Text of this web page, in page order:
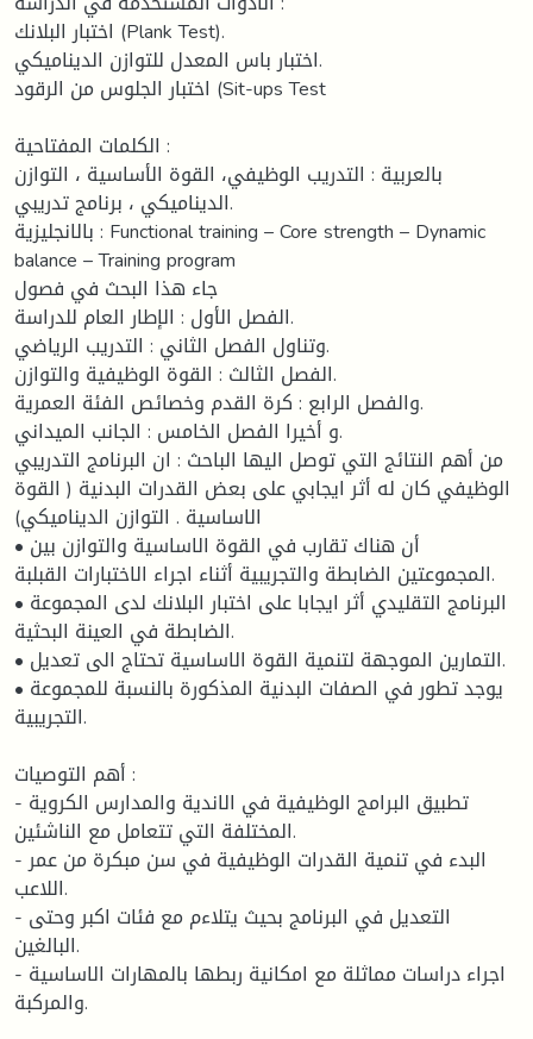
اختبار البلانك (Plank Test).
اختبار باس المعدل للتوازن الديناميكي.
اختبار الجلوس من الرقود (Sit-ups Test
الكلمات المفتاحية :
بالعربية : التدريب الوظيفي، القوة الأساسية ، التوازن
الديناميكي ، برنامج تدريبي.
بالانجليزية : Functional training – Core strength – Dynamic
balance – Training program
جاء هذا البحث في فصول
الفصل الأول : الإطار العام للدراسة.
وتناول الفصل الثاني : التدريب الرياضي.
الفصل الثالث : القوة الوظيفية والتوازن.
والفصل الرابع : كرة القدم وخصائص الفئة العمرية.
و أخيرا الفصل الخامس : الجانب الميداني.
من أهم النتائج التي توصل اليها الباحث : ان البرنامج التدريبي
الوظيفي كان له أثر ايجابي على بعض القدرات البدنية ( القوة
الاساسية . التوازن الديناميكي)
• أن هناك تقارب في القوة الاساسية والتوازن بين
المجموعتين الضابطة والتجريبية أثناء اجراء الاختبارات القبلبة.
• البرنامج التقليدي أثر ايجابا على اختبار البلانك لدى المجموعة
الضابطة في العينة البحثية.
• التمارين الموجهة لتنمية القوة الاساسية تحتاج الى تعديل.
• يوجد تطور في الصفات البدنية المذكورة بالنسبة للمجموعة
التجريبية.
أهم التوصيات :
- تطبيق البرامج الوظيفية في الاندية والمدارس الكروية
المختلفة التي تتعامل مع الناشئين.
- البدء في تنمية القدرات الوظيفية في سن مبكرة من عمر
اللاعب.
- التعديل في البرنامج بحيث يتلاءم مع فئات اكبر وحتى
البالغين.
- اجراء دراسات مماثلة مع امكانية ربطها بالمهارات الاساسية
والمركبة.